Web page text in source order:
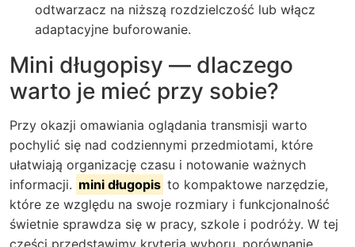
odtwarzacz na niższą rozdzielczość lub włącz
adaptacyjne buforowanie.
Mini długopisy — dlaczego
warto je mieć przy sobie?
Przy okazji omawiania oglądania transmisji warto
pochylić się nad codziennymi przedmiotami, które
ułatwiają organizację czasu i notowanie ważnych
informacji. mini długopis to kompaktowe narzędzie,
które ze względu na swoje rozmiary i funkcjonalność
świetnie sprawdza się w pracy, szkole i podróży. W tej
części przedstawimy kryteria wyboru, porównanie